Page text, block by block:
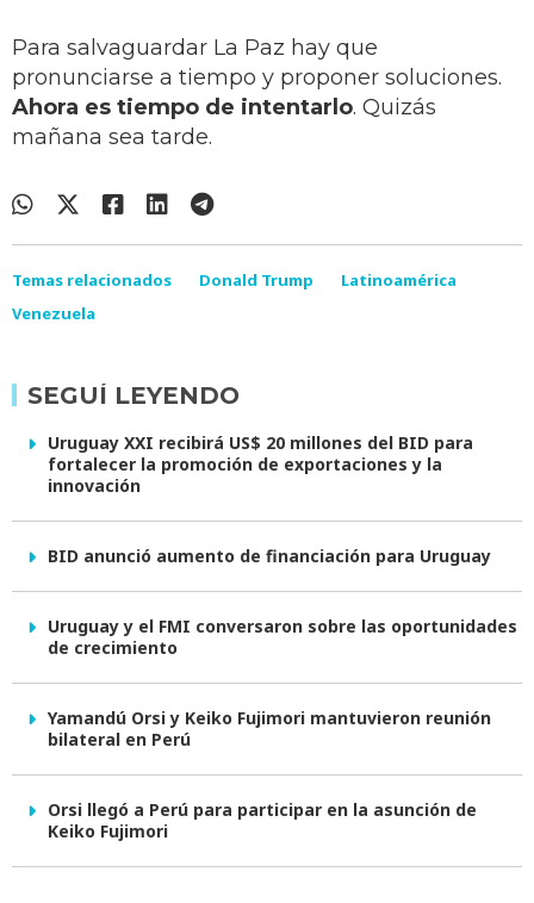
Para salvaguardar La Paz hay que
pronunciarse a tiempo y proponer soluciones.
Ahora es tiempo de intentarlo. Quizás
mañana sea tarde.
Temas relacionados Donald Trump
Latinoamérica
Venezuela
SEGUÍ LEYENDO
Uruguay XXI recibirá US$ 20 millones del BID para
fortalecer la promoción de exportaciones y la
innovación
BID anunció aumento de financiación para Uruguay
Uruguay y el FMI conversaron sobre las oportunidades
de crecimiento
Yamandú Orsi y Keiko Fujimori mantuvieron reunión
bilateral en Perú
Orsi llegó a Perú para participar en la asunción de
Keiko Fujimori